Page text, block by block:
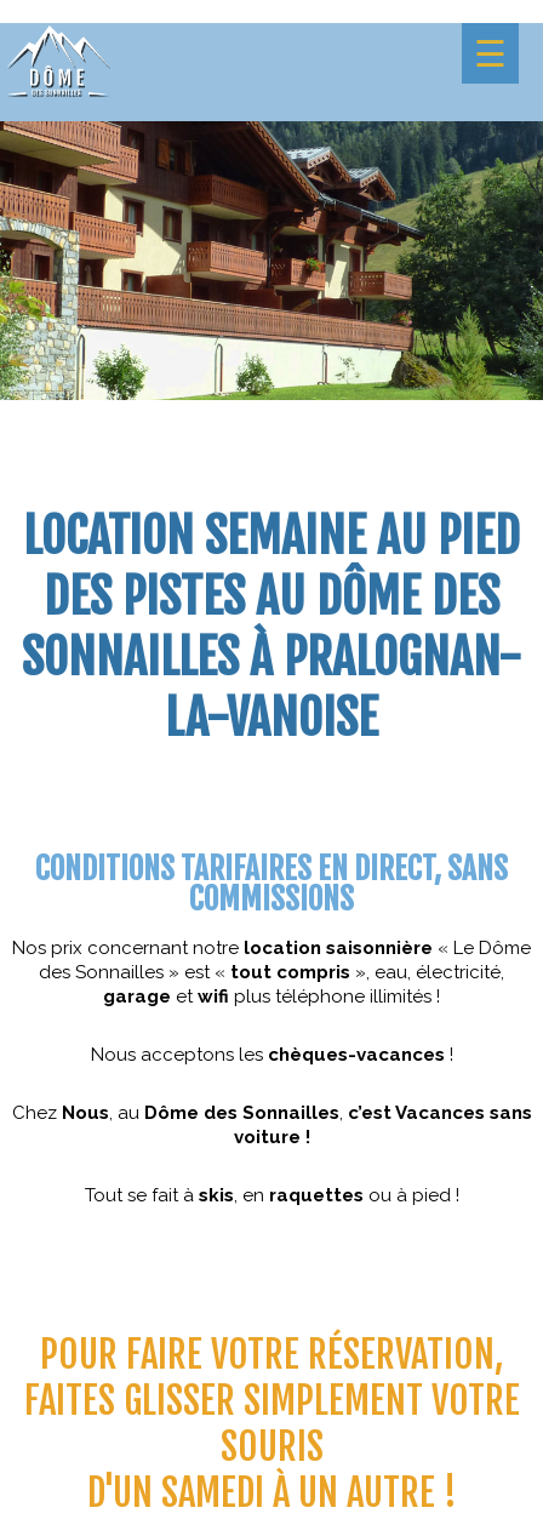
☰
LOCATION SEMAINE AU PIED
DES PISTES AU DÔME DES
SONNAILLES À PRALOGNAN-
LA-VANOISE
CONDITIONS TARIFAIRES EN DIRECT, SANS
COMMISSIONS
Nos prix concernant notre location saisonnière « Le Dôme
des Sonnailles » est « tout compris », eau, électricité,
garage etwifi plus téléphone illimités !
Nous acceptons les chèques-vacances !
Chez Nous, au Dôme des Sonnailles, c’est Vacances sans
voiture !
Tout se fait à skis, en raquettes ou à pied !
POUR FAIRE VOTRE RÉSERVATION,
FAITES GLISSER SIMPLEMENT VOTRE
SOURIS
D'UN SAMEDI À UN AUTRE !